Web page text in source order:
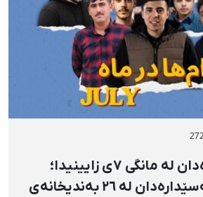
ئاماری لەسێدارەدان لە مانگی ٧ی زایینیدا؛
تۆمارکردنی ٧١ لەسێدارەدان لە ٢٦ بەندیخانەی